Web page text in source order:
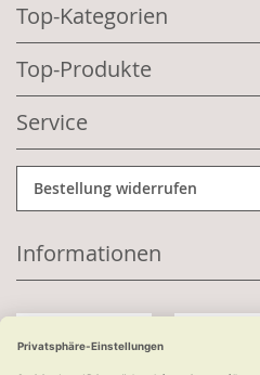
Top-Kategorien
Top-Produkte
Service
Bestellung widerrufen
Informationen